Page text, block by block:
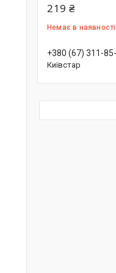
219 ₴
Немає в наявності
+380 (67) 311-
Київстар